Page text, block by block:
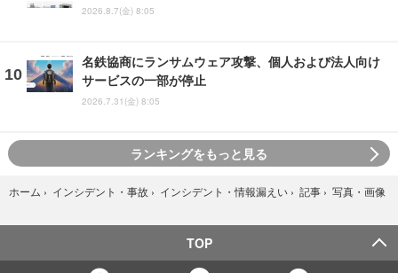
2026.8.7(金) 8:05
名鉄協商にランサムウェア攻撃、個人および法人向け
サービスの一部が停止
2026.7.31(金) 8:05
ランキングをもっと見る
ホーム › インシデント・事故 › インシデント・情報漏えい › 記事 › 写真・画像
TOP